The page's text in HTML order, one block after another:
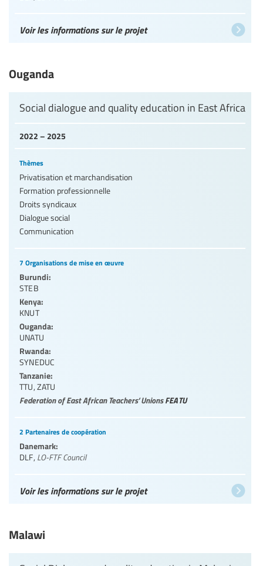
Voir les informations sur le projet
Ouganda
2022 – 2025
Social dialogue and quality education in East Africa
Thèmes
Privatisation et marchandisation
Formation professionnelle
Droits syndicaux
Dialogue social
Communication
7 Organisations de mise en œuvre
Burundi:
STEB
Kenya:
KNUT
Ouganda:
UNATU
Rwanda:
SYNEDUC
Tanzanie:
TTU, ZATU
Federation of East African Teachers’ UnionsFEATU
2 Partenaires de coopération
Danemark:
DLF, LO-FTF Council
Voir les informations sur le projet
Malawi